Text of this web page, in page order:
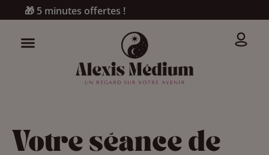
🎁 5 minutes offertes !
Votre séance de